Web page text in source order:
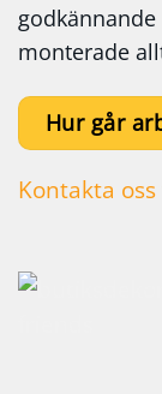
monterade
Hur går
Kontakta